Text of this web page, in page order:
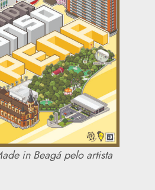
in Beagá pelo artista